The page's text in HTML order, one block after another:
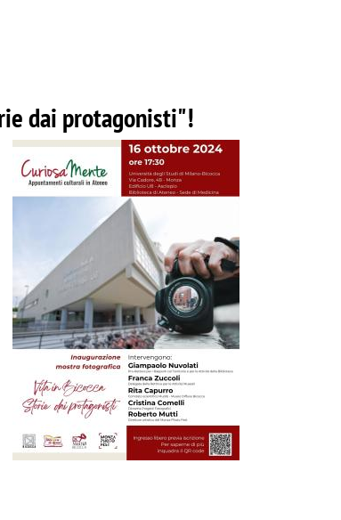
dai protagonisti"!
Image